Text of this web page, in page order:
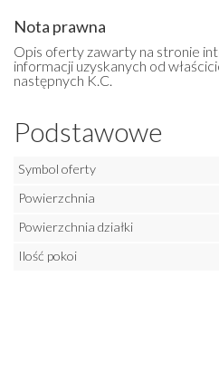
Nota prawna
Opis oferty zawarty na stronie
informacji uzyskanych od
następnych K.C.
Podstawowe
Symbol oferty
Powierzchnia
Powierzchnia działki
Ilość pokoi